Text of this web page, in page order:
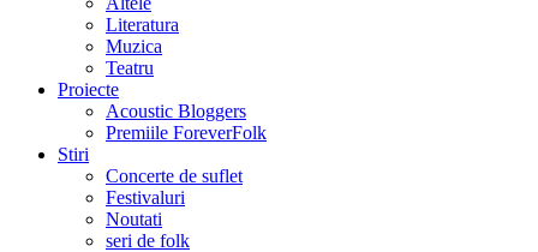
Literatura
Muzica
Teatru
Proiecte
Acoustic Bloggers
Premiile ForeverFolk
Stiri
Concerte de suflet
Festivaluri
Noutati
seri de folk